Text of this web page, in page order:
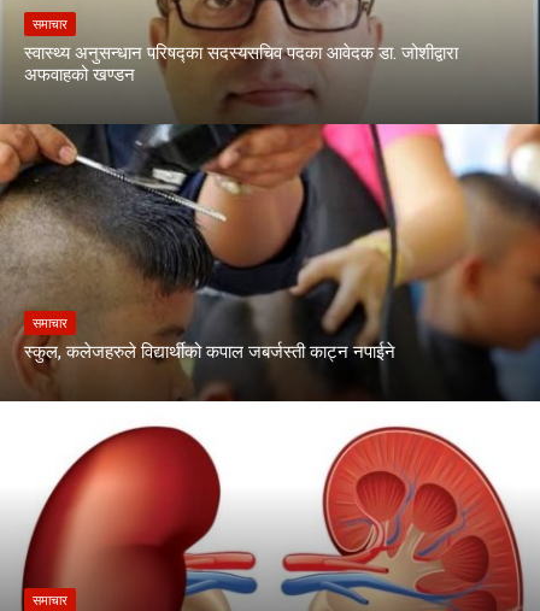
समाचार
स्वास्थ्य अनुसन्धान परिषद्का सदस्यसचिव पदका आवेदक डा. जोशीद्वारा
अफवाहको खण्डन
समाचार
स्कुल, कलेजहरुले विद्यार्थीको कपाल जबर्जस्ती काट्न नपाईने
समाचार